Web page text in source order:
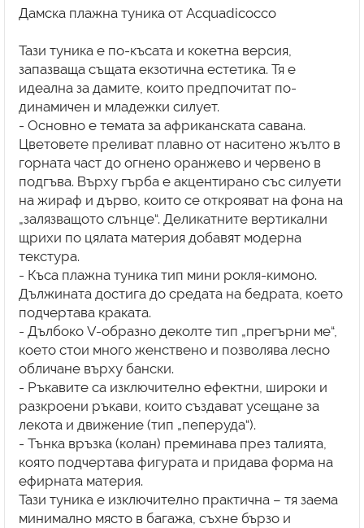
Дамска плажна туника от Acquadicocco
Тази туника е по-късата и кокетна версия,
запазваща същата екзотична естетика. Тя е
идеална за дамите, които предпочитат по-
динамичен и младежки силует.
- Основно е темата за африканската савана.
Цветовете преливат плавно от наситено жълто в
горната част до огнено оранжево и червено в
подгъва. Върху гърба е акцентирано със силуети
на жираф и дърво, които се открояват на фона на
„залязващото слънце“. Деликатните вертикални
щрихи по цялата материя добавят модерна
текстура.
- Къса плажна туника тип мини рокля-кимоно.
Дължината достига до средата на бедрата, което
подчертава краката.
- Дълбоко V-образно деколте тип „прегърни ме“,
което стои много женствено и позволява лесно
обличане върху бански.
- Ръкавите са изключително ефектни, широки и
разкроени ръкави, които създават усещане за
лекота и движение (тип „пеперуда“).
- Тънка връзка (колан) преминава през талията,
която подчертава фигурата и придава форма на
ефирната материя.
Тази туника е изключително практична – тя заема
минимално място в багажа, съхне бързо и